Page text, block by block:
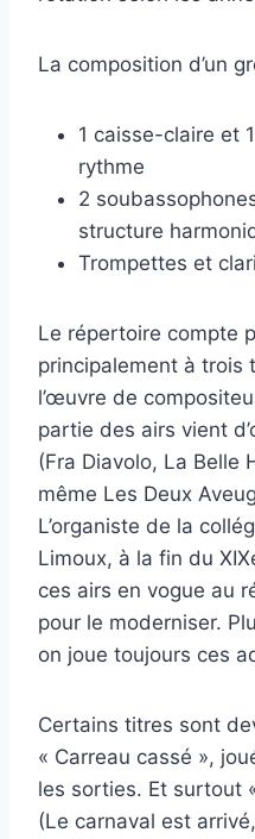
La composition d’un
1 caisse-claire et
rythme
2
structure
Trompettes et
Le répertoire compte
principalement à trois
l’œuvre de
partie des airs vient
(Fra Diavolo, La Belle
même Les Deux
L’organiste de la
Limoux, à la fin du
ces airs en vogue au
pour le moderniser.
on joue toujours ces
Certains titres sont
« Carreau cassé »,
les sorties. Et surtout
(Le carnaval est